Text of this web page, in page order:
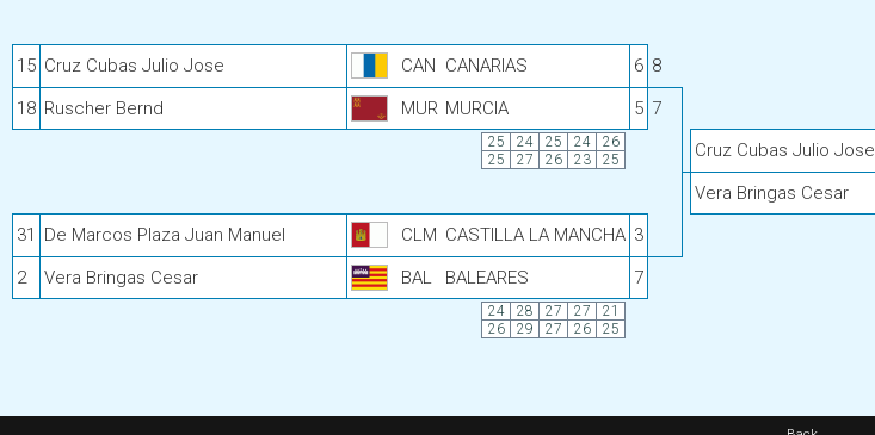
15 Cruz Cubas Julio Jose CAN CANARIAS 6 8
18 Ruscher Bernd MUR MURCIA 5 7
25 24 25 24
26
25
27 26 23 25 Cruz Cubas Julio Jose
Vera Bringas Cesar
31
De Marcos Plaza Juan Manuel CLM CASTILLA LA MANCHA 3
2 Vera Bringas Cesar BAL BALEARES 7
24 28 27 27
21
26
29 27 26 25